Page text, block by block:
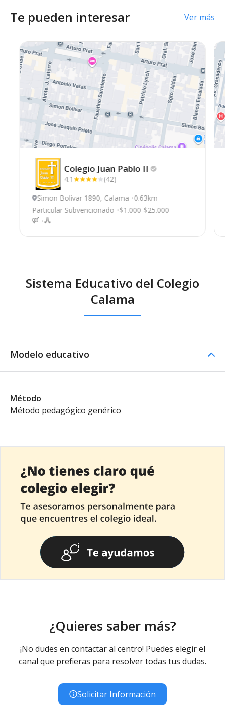
Te pueden interesar Ver más
Colegio Juan Pablo II
4.1
(42)
Simon Bolívar 1890, Calama 0.63km
Particular Subvencionado $1.000-$25.000
Sistema Educativo del Colegio
Calama
Modelo educativo
Método
Método pedagógico genérico
¿Quieres saber más?
¡No dudes en contactar al centro! Puedes elegir el
canal que prefieras para resolver todas tus dudas.
Solicitar Información